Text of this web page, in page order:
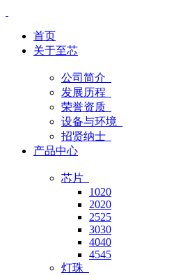
首页
关于至芯
公司简介
发展历程
荣誉资质
设备与环境
招贤纳士
产品中心
芯片
1020
2020
2525
3030
4040
4545
灯珠